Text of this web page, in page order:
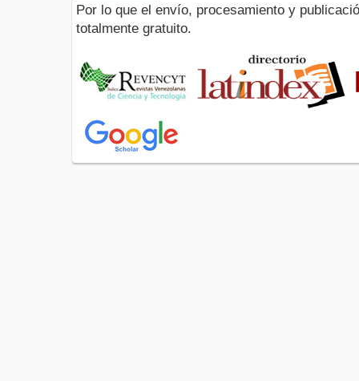
Por lo que el envío, procesamiento y
totalmente gratuito.